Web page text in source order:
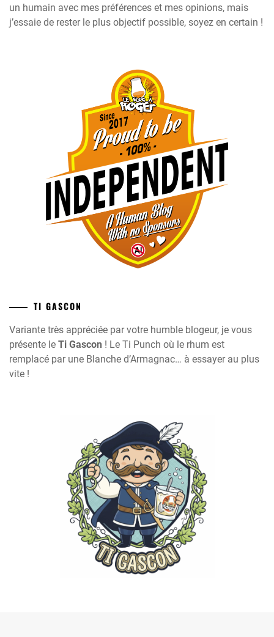
un humain avec mes préférences et mes opinions, mais
j’essaie de rester le plus objectif possible, soyez en certain !
TI GASCON
Variante très appréciée par votre humble blogeur, je vous
présente le Ti Gascon ! Le Ti Punch où le rhum est
remplacé par une Blanche d’Armagnac… à essayer au plus
vite !